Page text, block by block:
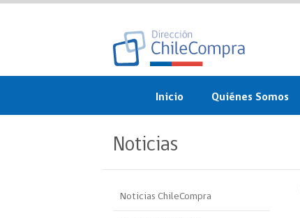
Inicio Quiénes Somos
objetivos
Organigrama
Noticias
Noticias ChileCompra